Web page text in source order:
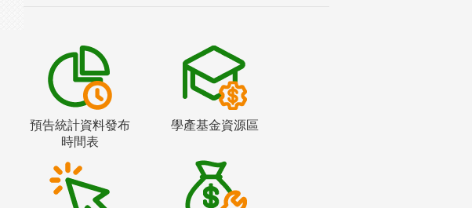
預告統計資料發布
時間表
學產基金資源區